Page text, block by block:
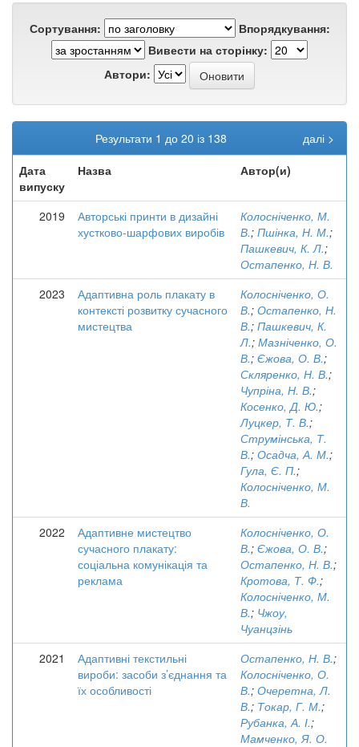
Сортування:
Впорядкування:
Вивести на сторінку:
Автори:
Результати 1 до 20 із 138
далі >
Дата
випуску
Назва Автор(и)
2019
Авторські принти в дизайні
хустково-шарфових виробів
Колосніченко, М.
В.; Пшінка, Н. М.;
Пашкевич, К. Л.;
Остапенко, Н. В.
2023
Адаптивна роль плакату в
контексті розвитку сучасного
мистецтва
Колосніченко, О.
В.; Остапенко, Н.
В.; Пашкевич, К.
Л.; Мазніченко, О.
В.; Єжова, О. В.;
Скляренко, Н. В.;
Чупріна, Н. В.;
Косенко, Д. Ю.;
Луцкер, Т. В.;
Струмінська, Т.
В.; Осадча, А. М.;
Гула, Є. П.;
Колосніченко, М.
В.
2022
Адаптивне мистецтво
сучасного плакату:
соціальна комунікація та
реклама
Колосніченко, О.
В.; Єжова, О. В.;
Остапенко, Н. В.;
Кротова, Т. Ф.;
Колосніченко, М.
В.; Чжоу,
Чуанцзінь
2021
Адаптивні текстильні
вироби: засоби з’єднання та
їх особливості
Остапенко, Н. В.;
Колосніченко, О.
В.; Очеретна, Л.
В.; Токар, Г. М.;
Рубанка, А. І.;
Мамченко, Я. О.